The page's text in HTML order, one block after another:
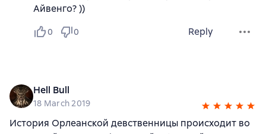
Айвенго? ))
0 0 Reply
Hell Bull
18 March 2019
История Орлеанской девственницы происходит во